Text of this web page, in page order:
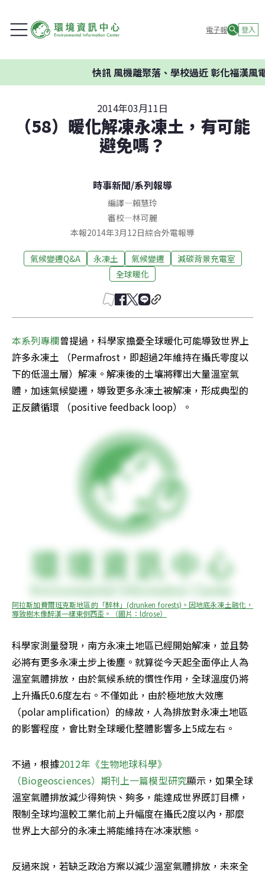
電子報 登入
快訊風機離聚落、學校過近 彰化福漢風電
2014年03月11日
（58）暖化解凍永凍土，有可能
避免嗎？
時事新聞/系列報導
編譯—賴慧玲
審校—林可麗
本報2014年3月12日綜合外電報導
氣候變遷Q&A 永凍土 氣候變遷
減碳背景充電室
全球暖化
本系列專欄曾提過，科學家擔憂全球暖化可能導致世界上
許多永凍土 （Permafrost，即超過2年維持在攝氏零度以
下的低溫土層）解凍。解凍後的土壤將釋出大量溫室氣
體，加速氣候變遷，導致更多永凍土被解凍，形成典型的
正反饋循環 （positive feedback loop）。
阿拉斯加費爾班克斯地區的「醉林」(drunken forests)。因地底永凍土融化，
導致樹木像醉漢一樣東倒西歪。（圖片：ldrose）
科學家測量發現，南方永凍土地區已經開始解凍，並且勢
必將有更多永凍土步上後塵。就算從今天起全面停止人為
溫室氣體排放，由於氣候系統的慣性作用，全球溫度仍將
上升攝氏0.6度左右。不僅如此，由於極地放大效應
（polar amplification）的緣故，人為排放對永凍土地區
的影響程度，會比對全球暖化整體影響多上5成左右。
不過，根據2012年《生物地球科學》
（Biogeosciences）期刊上一篇模型研究顯示，如果全球
溫室氣體排放減少得夠快、夠多，能達成世界既訂目標，
限制全球均溫較工業化前上升幅度在攝氏2度以內，那麼
世界上大部分的永凍土將能維持在冰凍狀態。
反過來說，若缺乏政治方案以減少溫室氣體排放，未來全